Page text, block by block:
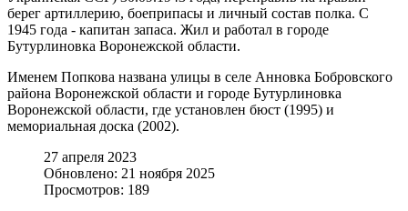
берег артиллерию, боеприпасы и личный состав полка. С
1945 года - капитан запаса. Жил и работал в городе
Бутурлиновка Воронежской области.
Именем Попкова названа улицы в селе Анновка Бобровского
района Воронежской области и городе Бутурлиновка
Воронежской области, где установлен бюст (1995) и
мемориальная доска (2002).
27 апреля 2023
Обновлено: 21 ноября 2025
Просмотров: 189